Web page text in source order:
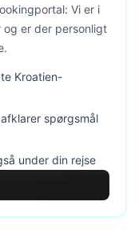
Vi er i
er der personligt
Kroatien-
spørgsmål
under din rejse